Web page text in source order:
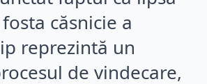
căsnicie a
reprezintă un
de vindecare,